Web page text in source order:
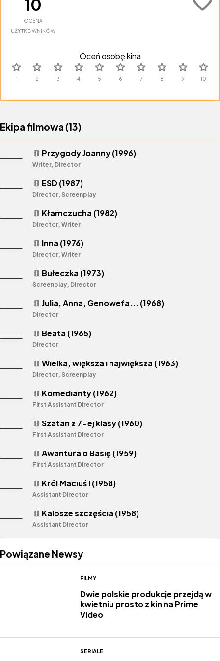
10
OCENA
UŻYTKOWNIKÓW
Oceń osobę kina
star star star star star star star star star star
Ekipa filmowa (13)
theaters Julia, Anna, Genowefa... (1968)
Director
theaters Wielka, większa i największa (1963)
Director, Screenplay
theaters Kłamczucha (1982)
Director, Writer
theaters ESD (1987)
Director, Screenplay
theaters Inna (1976)
Director, Writer
theaters Król Maciuś I (1958)
Assistant Director
theaters Awantura o Basię (1959)
First Assistant Director
theaters Bułeczka (1973)
Screenplay, Director
theaters Szatan z 7-ej klasy (1960)
First Assistant Director
theaters Komedianty (1962)
First Assistant Director
theaters Przygody Joanny (1996)
Writer, Director
theaters Kalosze szczęścia (1958)
Assistant Director
theaters Beata (1965)
Director
Powiązane Newsy
FILMY
Dwie polskie produkcje przejdą w
kwietniu prosto z kin na Prime
Video
SERIALE